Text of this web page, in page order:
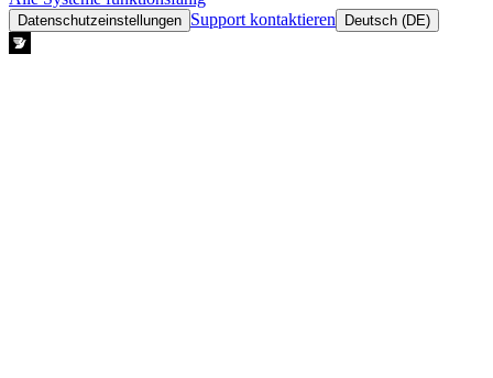
Datenschutzeinstellungen Support kontaktieren Deutsch (DE)